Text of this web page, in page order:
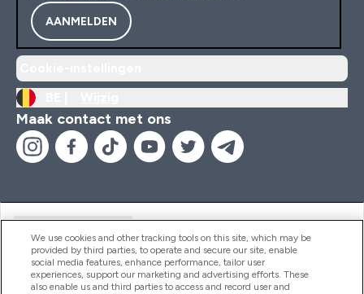
AANMELDEN
Maak contact met ons
Producten
We use cookies and other tracking tools on this site, which may be
provided by third parties, to operate and secure our site, enable
social media features, enhance performance, tailor user
experiences, support our marketing and advertising efforts. These
also enable us and third parties to access and record user and